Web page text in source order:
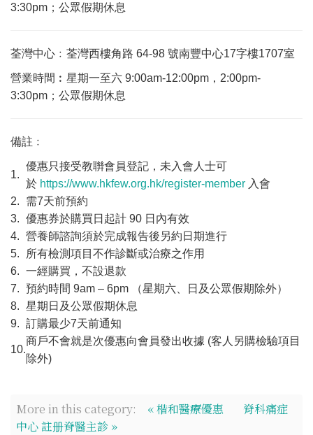
3:30pm；公眾假期休息
荃灣中心﹕荃灣西樓角路 64-98 號南豐中心17字樓1707室
營業時間︰星期一至六 9:00am-12:00pm，2:00pm-
3:30pm；公眾假期休息
備註﹕
1.
優惠只接受教聨會員登記，未入會人士可
於 https://www.hkfew.org.hk/register-member 入會
2.
需7天前預約
3. 優惠券於購買日起計 90 日內有效
4. 營養師諮詢須於完成報告後另約日期進行
5.
所有檢測項目不作診斷或治療之作用
6. 一經購買，不設退款
7. 預約時間 9am – 6pm （星期六、日及公眾假期除外）
8. 星期日及公眾假期休息
9. 訂購最少7天前通知
10.
商戶不會就是次優惠向會員發出收據 (客人另購檢驗項目
除外)
More in this category: « 楷和醫療優惠
脊科痛症
中心 註册脊醫主診 »